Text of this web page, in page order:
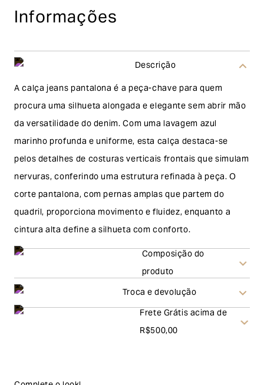
Informações
Descrição
A calça jeans pantalona é a peça-chave para quem
procura uma silhueta alongada e elegante sem abrir mão
da versatilidade do denim. Com uma lavagem azul
marinho profunda e uniforme, esta calça destaca-se
pelos detalhes de costuras verticais frontais que simulam
nervuras, conferindo uma estrutura refinada à peça. O
corte pantalona, com pernas amplas que partem do
quadril, proporciona movimento e fluidez, enquanto a
cintura alta define a silhueta com conforto.
Composição do
produto
Troca e devolução
Frete Grátis acima de
R$500,00